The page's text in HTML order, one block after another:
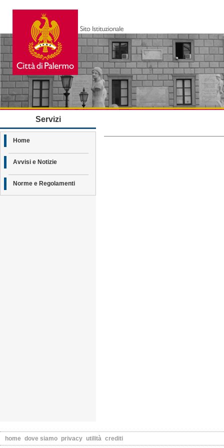
Servizi
Home
Avvisi e Notizie
Norme e Regolamenti
home dove siamo privacy utilità crediti